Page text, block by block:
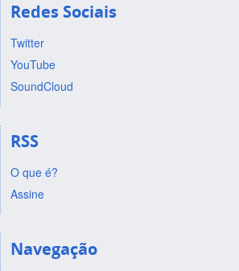
Redes Sociais
Twitter
YouTube
SoundCloud
RSS
O que é?
Assine
Navegação